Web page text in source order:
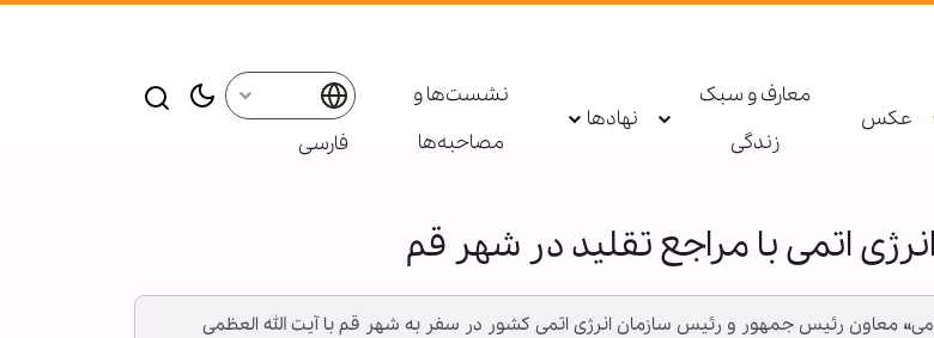
عکس
معارف و سبک
زندگی
نهادها
نشست‌ها و
مصاحبه‌ها
فارسی
اتمی با مراجع تقلید در شهر قم
معاون رئیس‌ جمهور و رئیس سازمان انرژی اتمی کشور در سفر به شهر قم با آیت الله العظمی